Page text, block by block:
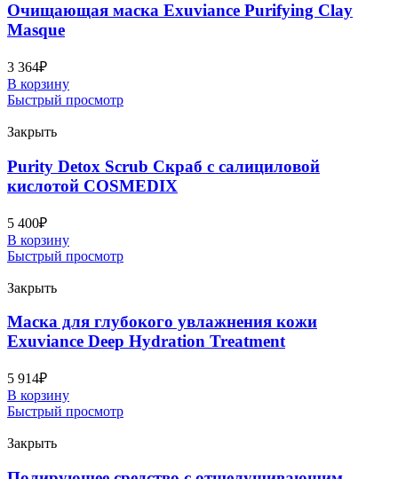
Очищающая маска Exuviance Purifying Clay
Masque
3 364₽
В корзину
Быстрый просмотр
Закрыть
Purity Detox Scrub Скраб с салициловой
кислотой COSMEDIX
5 400₽
В корзину
Быстрый просмотр
Закрыть
Маска для глубокого увлажнения кожи
Exuviance Deep Hydration Treatment
5 914₽
В корзину
Быстрый просмотр
Закрыть